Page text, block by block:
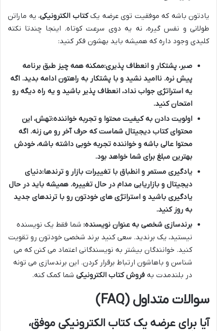
یادتون باشه که موفقیت توی عرضه یککتاب الکترونیکی، یه ماراتن
طولانی و نفس گیره، نه یه دوی سرعت کوتاه. اینجا چندتا نکته
کلیدی وجود داره که همیشه باید بهشون فکر کنید:
صبر، پشتکار و انعطاف پذیری:ممکنه همه چیز طبق برنامه
پیش نره. ناامید نشید و با پشتکار به راهتون ادامه بدید. اگه
یه استراتژی جواب نداد، انعطاف پذیر باشید و یه راه دیگه رو
امتحان کنید.
اولویت دادن به کیفیت محتوا و تجربه خواننده:تهش، این
محتوایکتاب دیجیتال شماست که حرف آخر رو می زنه. اگه
محتوا عالی باشه و خواننده تجربه خوبی داشته باشه، خودش
بهترین مبلغ برای شما خواهد بود.
یادگیری مستمر و انطباق با تغییرات بازار و ترندها:دنیای
دیجیتال و بازاریابی مدام در حال تغییره. همیشه باید در حال
یادگیری باشید و استراتژی های خودتون رو با ترندهای جدید
به روز کنید.
برندسازی شخصی به عنوان نویسنده: شما فقط یک نویسنده
نیستید، یک برندید. سعی کنید برند شخصی خودتون رو تقویت
کنید. خوانندگان بیشتر به نویسندگانی اعتماد می کنن که می
شناسن و باهاشون ارتباط برقرار کردن. این برندسازی می تونه
در بلندمدت به فروش کتاب الکترونیکی شما کمک کنه.
سوالات متداول (FAQ)
آیا برای عرضه یککتاب الکترونیکی موفق،